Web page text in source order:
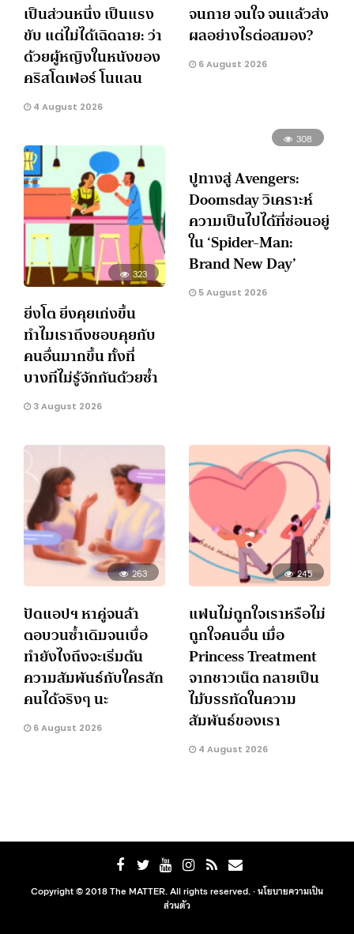
เป็นส่วนหนึ่ง เป็นแรง
ขับ แต่ไม่ได้เฉิดฉาย: ว่า
ด้วยผู้หญิงในหนังของ
คริสโตเฟอร์ โนแลน
4 August 2026
จนกาย จนใจ จนแล้วส่ง
ผลอย่างไรต่อสมอง?
6 August 2026
323
ยิ่งโต ยิ่งคุยเก่งขึ้น
ทำไมเราถึงชอบคุยกับ
คนอื่นมากขึ้น ทั้งที่
บางทีไม่รู้จักกันด้วยซ้ำ
3 August 2026
308
ปูทางสู่ Avengers:
Doomsday วิเคราะห์
ความเป็นไปได้ที่ซ่อนอยู่
ใน ‘Spider-Man:
Brand New Day’
5 August 2026
263
ปัดแอปฯ หาคู่จนล้า
ตอบวนซ้ำเดิมจนเบื่อ
ทำยังไงถึงจะเริ่มต้น
ความสัมพันธ์กับใครสัก
คนได้จริงๆ นะ
6 August 2026
245
แฟนไม่ถูกใจเราหรือไม่
ถูกใจคนอื่น เมื่อ
Princess Treatment
จากชาวเน็ต กลายเป็น
ไม้บรรทัดในความ
สัมพันธ์ของเรา
4 August 2026
Copyright © 2018 The MATTER. All rights reserved. ·นโยบายความเป็น
ส่วนตัว